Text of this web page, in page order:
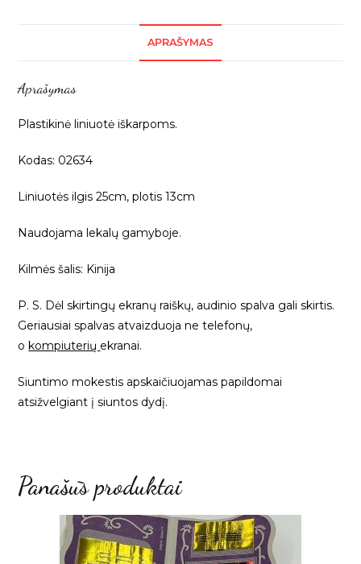
APRAŠYMAS
Aprašymas
Plastikinė liniuotė iškarpoms.
Kodas: 02634
Liniuotės ilgis 25cm, plotis 13cm
Naudojama lekalų gamyboje.
Kilmės šalis: Kinija
P. S. Dėl skirtingų ekranų raiškų, audinio spalva gali skirtis.
Geriausiai spalvas atvaizduoja ne telefonų,
okompiuterių ekranai.
Siuntimo mokestis apskaičiuojamas papildomai
atsižvelgiant į siuntos dydį.
Panašūs produktai